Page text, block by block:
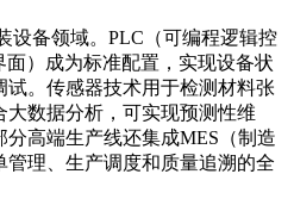
设备领域。PLC（可编程逻辑控
）成为标准配置，实现设备状
试。传感器技术用于检测材料张
大数据分析，可实现预测性维
高端生产线还集成MES（制造
管理、生产调度和质量追溯的全